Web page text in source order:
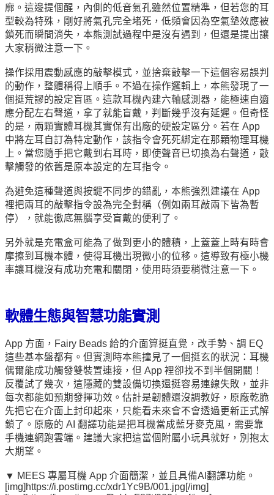
廓。這邊提個醒，內側的低音氣孔雖然位置精準，但若您的耳
型較為特殊，剛好將氣孔完全堵死，低頻會因為空氣墊效應被
鎖死而瞬間消失，本熊測試過程中是沒有遇到，但還是提出讓
大家稍微注意一下。
操作採用震動感應的敲擊模式，並捨棄敲擊一下這個容易誤判
的動作，整體稱得上順手。不過在操作邏輯上，本熊發現了一
個挺荒謬的設定盲區。這款耳機內建六軸感測器，能極速自適
應分配左右聲道，拿了就能盲戴，判斷幾乎沒有延遲。但奇怪
的是，兩顆實體耳機其實保有出廠的硬設定區分。若在 App
中將左耳自訂為特定動作，該指令會死死綁定在那顆物理耳機
上。當您隨手把它戴到右耳時，即使聲音已切換為右聲道，敲
擊觸發的依舊是原本設定的左耳指令。
為避免這種聲道與按鍵不同步的錯亂，本熊強烈建議在 App
裡把兩耳的敲擊指令設為完全對稱（例如兩耳敲兩下皆為暫
停），就能徹底無腦享受盲戴的便利了。
另外就是充電盒可能為了做到更小的體積，上蓋蓋上時有時會
摩擦到耳機本體，使得耳機出現微小的位移。這導致有極小機
率讓耳機沒有成功充電和關閉，使用時須要稍微注意一下。
軟體生態與智慧功能實測
App 方面，Fairy Beads 給的介面算挺直覺，改手勢、調 EQ
這些基本盤都有。但實測時本熊撞見了一個挺玄的狀況：耳機
偶爾能成功觸發雙裝置連接，但 App 裡卻找不到半個開關！
反覆試了幾次，這隱藏的雙設備切換還挺容易連線失敗，並非
每次都能如預期發揮功效。估計是韌體還沒調教好，原廠乾脆
先把它在介面上封印起來，只能看未來會不會透過更新正式解
鎖了。原廠的 AI 翻譯功能是把耳機當成藍牙麥克風，需要靠
手機連網跑雲端。建議大家把這當個附屬小玩具就好，別抱太
大期望。
▼ MEES 專屬耳機 App 介面簡潔，並且具備AI翻譯功能。
[img]https://i.postimg.cc/xdr1Yc9B/001.jpg[/img]